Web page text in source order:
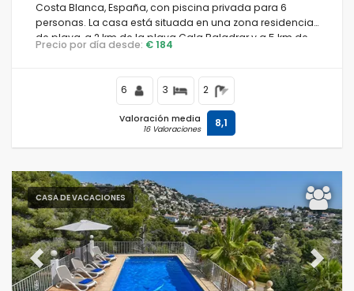
Costa Blanca, España, con piscina privada para 6
personas. La casa está situada en una zona residencial
de playa, a 2 km de la playa Cala Baladrar y a 5 km de
Moraira.
Precio por día desde: € 184
6 3 2
Valoración media
16 Valoraciones 8,1
CASA DE VACACIONES
Previous Next